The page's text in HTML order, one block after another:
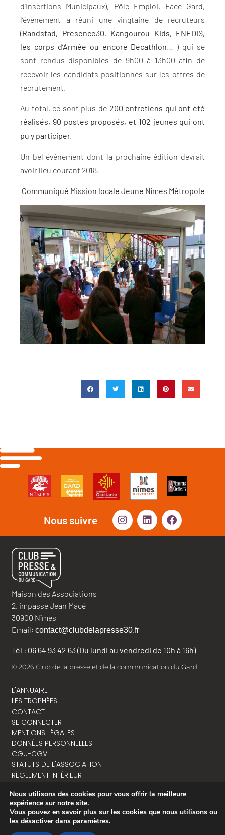
d’Insertions Municipaux), Pôle Emploi, Face Gard,
l’évènement a réuni une vingtaine de recruteurs
(Randstad, Presence30, Kangourou Kids, ENEDIS,
les corps d’Armée ou encore Decathlon…
) qui se
sont rendus disponibles de 9h00 à 13h00 afin de
recevoir les candidats positionnés sur les offres de
recrutement.
Au total, ce sont plus de 200 entretiens qui ont été
réalisés, 90 postes proposés, et 102 jeunes qui ont
pu y participer.
Un bel événement dont la prochaine édition devrait
avoir lieu courant 2018.
Communiqué Mission locale Jeune Nîmes Métropole
Nous suivre
Maison des Associations
2, impasse Jean Macé
30900 Nîmes
Email: contact@clubdelapresse30.fr
Tél : 06 64 93 42 63 (Du lundi au vendredi de 10h à 16h)
© 2026 Club de la presse et de la communication du Gard
L'ANNUAIRE
LES TROPHÉES
CONTACT
SE CONNECTER
MENTIONS LÉGALES
DONNÉES PERSONNELLES
CGU-CGV
STATUTS DE L'ASSOCIATION
RÈGLEMENT INTÉRIEUR
NOUS CONTACTER
Nous utilisons des cookies pour vous offrir la meilleure
expérience sur notre site.
Vous pouvez en savoir plus sur les cookies que nous utilisons ou
les désactiver dans paramètres.